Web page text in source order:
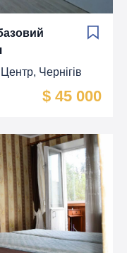
Чернігів
$ 45 000